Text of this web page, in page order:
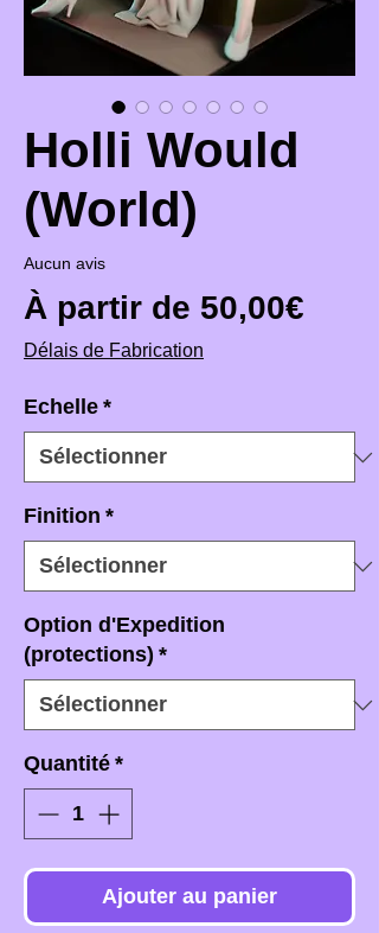
Holli Would
(World)
Aucun avis
À partir de 50,00€
Délais de Fabrication
Echelle *
Finition *
Option d'Expedition
(protections) *
Quantité *
Ajouter au panier